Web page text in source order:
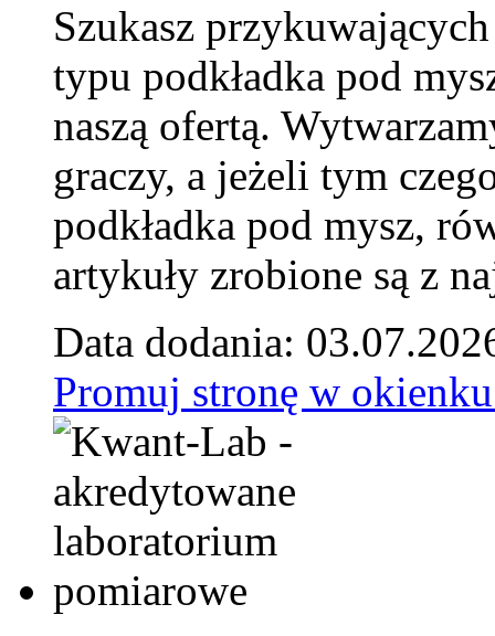
Szukasz
typu podkładka pod
naszą ofertą.
graczy, a jeżeli tym
podkładka pod mysz,
artykuły zrobione są z
Data dodania:
Promuj stronę w